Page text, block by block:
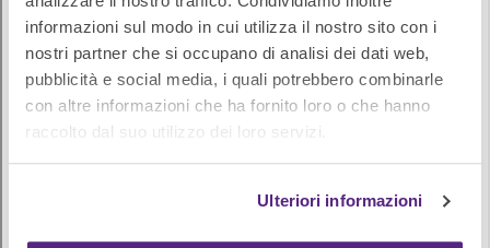
informazioni sul modo in cui utilizza il nostro sito con i
nostri partner che si occupano di analisi dei dati web,
pubblicità e social media, i quali potrebbero combinarle
con altre informazioni che ha fornito loro o che hanno
raccolto dal suo utilizzo dei loro servizi.
Ulteriori informazioni